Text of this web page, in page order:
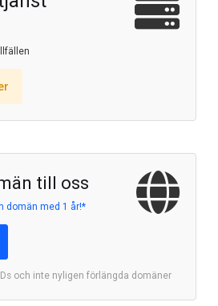
till oss
domän med 1 år!*
och inte nyligen förlängda domäner